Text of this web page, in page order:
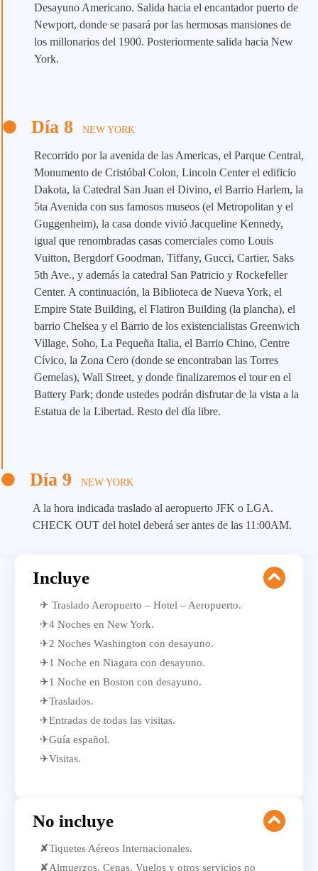
Desayuno Americano. Salida hacia el encantador puerto de
Newport, donde se pasará por las hermosas mansiones de
los millonarios del 1900. Posteriormente salida hacia New
York.
Día 8 NEW YORK
Recorrido por la avenida de las Americas, el Parque Central,
Monumento de Cristóbal Colon, Lincoln Center el edificio
Dakota, la Catedral San Juan el Divino, el Barrio Harlem, la
5ta Avenida con sus famosos museos (el Metropolitan y el
Guggenheim), la casa donde vivió Jacqueline Kennedy,
igual que renombradas casas comerciales como Louis
Vuitton, Bergdorf Goodman, Tiffany, Gucci, Cartier, Saks
5th Ave., y además la catedral San Patricio y Rockefeller
Center. A continuación, la Biblioteca de Nueva York, el
Empire State Building, el Flatiron Building (la plancha), el
barrio Chelsea y el Barrio de los existencialistas Greenwich
Village, Soho, La Pequeña Italia, el Barrio Chino, Centre
Cívico, la Zona Cero (donde se encontraban las Torres
Gemelas), Wall Street, y donde finalizaremos el tour en el
Battery Park; donde ustedes podrán disfrutar de la vista a la
Estatua de la Libertad. Resto del día libre.
Día 9 NEW YORK
A la hora indicada traslado al aeropuerto JFK o LGA.
CHECK OUT del hotel deberá ser antes de las 11:00AM.
Incluye
✈ Traslado Aeropuerto – Hotel – Aeropuerto.
✈4 Noches en New York.
✈2 Noches Washington con desayuno.
✈1 Noche en Niagara con desayuno.
✈1 Noche en Boston con desayuno.
✈Traslados.
✈Entradas de todas las visitas.
✈Guía español.
✈Visitas.
No incluye
✘Tiquetes Aéreos Internacionales.
✘Almuerzos, Cenas, Vuelos y otros servicios no